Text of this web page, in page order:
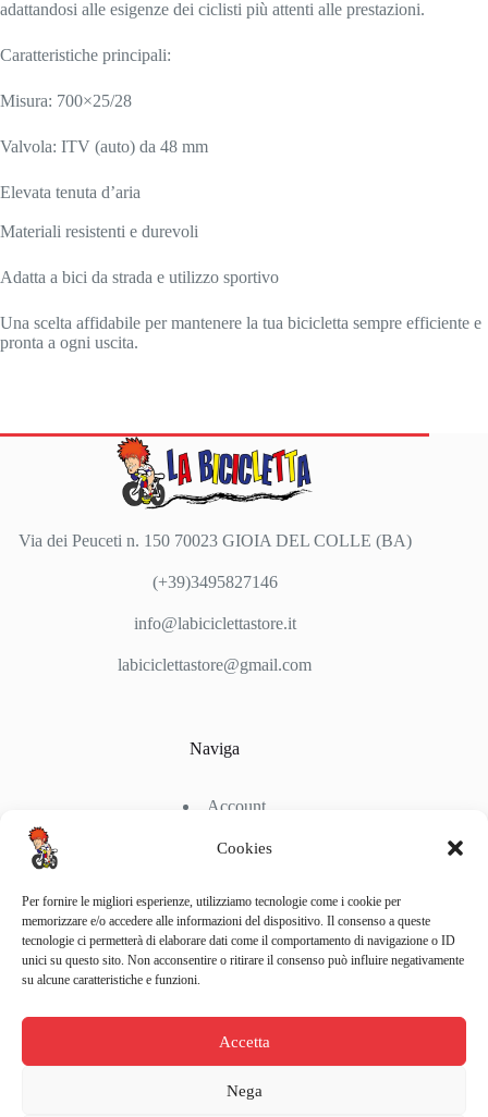
Cookies
Per fornire le migliori esperienze, utilizziamo tecnologie come i cookie per
memorizzare e/o accedere alle informazioni del dispositivo. Il consenso a queste
tecnologie ci permetterà di elaborare dati come il comportamento di navigazione o ID
unici su questo sito. Non acconsentire o ritirare il consenso può influire negativamente
su alcune caratteristiche e funzioni.
Accetta
Nega
adattandosi alle esigenze dei ciclisti più attenti alle prestazioni.
Caratteristiche principali:
Misura: 700×25/28
Valvola: ITV (auto) da 48 mm
Elevata tenuta d’aria
Materiali resistenti e durevoli
Adatta a bici da strada e utilizzo sportivo
Una scelta affidabile per mantenere la tua bicicletta sempre efficiente e
pronta a ogni uscita.
Via dei Peuceti n. 150 70023 GIOIA DEL COLLE (BA)
(+39)3495827146
info@labiciclettastore.it
labiciclettastore@gmail.com
Naviga
Account
Chi Siamo
Link Utili
Politiche di Reso
Metodi di Pagamento
Privacy Policy
Copyright © 2026 La Bicicletta Store - Web Powered by